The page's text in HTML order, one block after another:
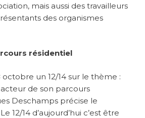
mais aussi des travailleurs
des organismes
résidentiel
un 12/14 sur le thème :
acteur de son parcours
Deschamps précise le
12/14 d’aujourd’hui c’est être